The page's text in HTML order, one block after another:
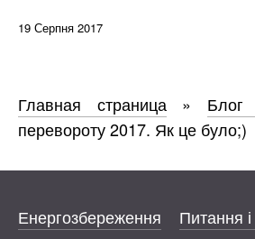
19 Серпня 2017
Главная страница» Блог
перевороту 2017. Як це було;)
Енергозбереження
Питання і